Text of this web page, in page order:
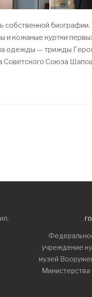
собственной
и кожаные куртки
одежды — трижды
Советского Союза
акция
аэропорта
учреждение
музей